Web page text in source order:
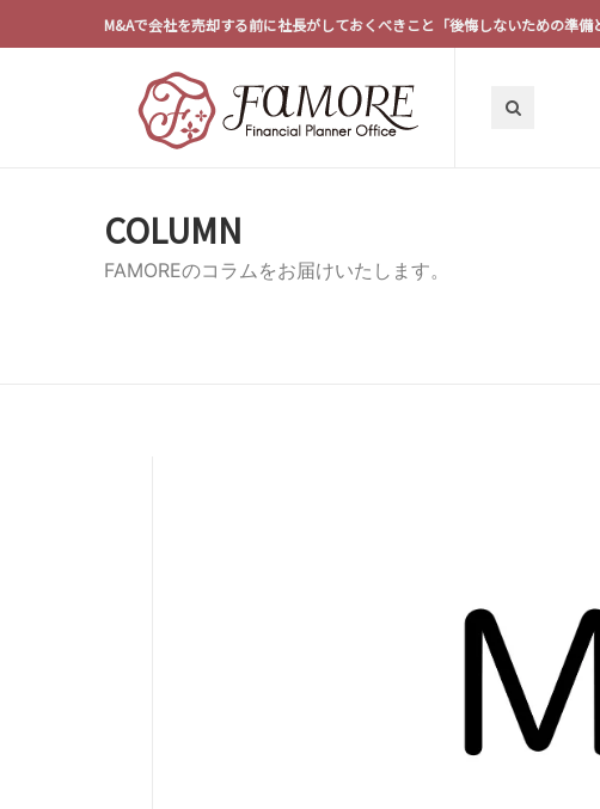
M&Aで会社を売却する前に社長がしておくべきこと「後悔しないための準備
COLUMN
FAMOREのコラムをお届けいたします。